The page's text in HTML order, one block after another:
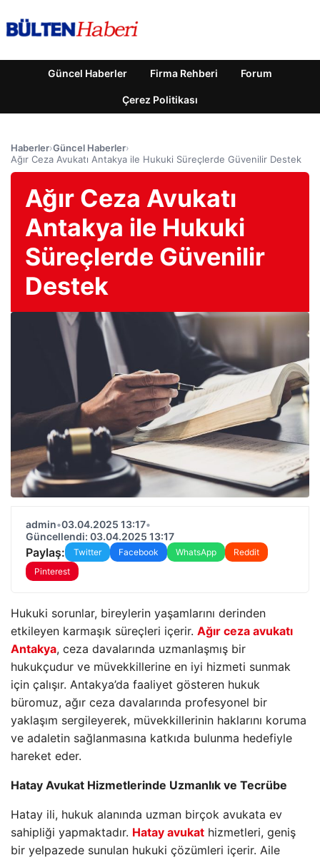
Güncel Haberler Firma Rehberi Forum
Çerez Politikası
Haberler›Güncel Haberler›
Ağır Ceza Avukatı Antakya ile Hukuki Süreçlerde Güvenilir Destek
Ağır Ceza Avukatı
Antakya ile Hukuki
Süreçlerde Güvenilir
Destek
admin•03.04.2025 13:17•
Güncellendi: 03.04.2025 13:17
Paylaş: Twitter Facebook WhatsApp
Reddit
Pinterest
Hukuki sorunlar, bireylerin yaşamlarını derinden
etkileyen karmaşık süreçleri içerir. Ağır ceza avukatı
Antakya, ceza davalarında uzmanlaşmış bir
hukukçudur ve müvekkillerine en iyi hizmeti sunmak
için çalışır. Antakya’da faaliyet gösteren hukuk
büromuz, ağır ceza davalarında profesyonel bir
yaklaşım sergileyerek, müvekkillerinin haklarını koruma
ve adaletin sağlanmasına katkıda bulunma hedefiyle
hareket eder.
Hatay Avukat Hizmetlerinde Uzmanlık ve Tecrübe
Hatay ili, hukuk alanında uzman birçok avukata ev
sahipliği yapmaktadır. Hatay avukat hizmetleri, geniş
bir yelpazede sunulan hukuki çözümleri içerir. Aile